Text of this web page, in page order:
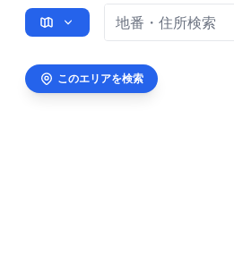
このエリアを検索